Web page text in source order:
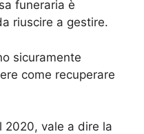
funeraria è
riuscire a gestire.
sicuramente
come recuperare
2020, vale a dire la